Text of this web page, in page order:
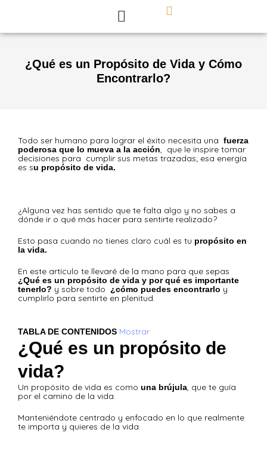
¿Qué es un Propósito de Vida y Cómo
Encontrarlo?
Todo ser humano para lograr el éxito necesita una fuerza
poderosa que lo mueva a la acción, que le inspire tomar
decisiones para cumplir sus metas trazadas; esa energía
es su propósito de vida.
¿Alguna vez has sentido que te falta algo y no sabes a
dónde ir o qué más hacer para sentirte realizado?
Esto pasa cuando no tienes claro cuál es tu propósito en
la vida.
En este artículo te llevaré de la mano para que sepas
¿Qué es un propósito de vida y por qué es importante
tenerlo? y sobre todo ¿cómo puedes encontrarlo y
cumplirlo para sentirte en plenitud.
TABLA DE CONTENIDOS Mostrar
¿Qué es un propósito de
vida?
Un propósito de vida es como una brújula, que te guía
por el camino de la vida.
Manteniéndote centrado y enfocado en lo que realmente
te importa y quieres de la vida.